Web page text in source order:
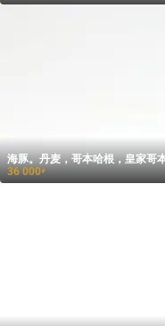
海豚。丹麦，哥本哈根，皇家哥
36 000₽